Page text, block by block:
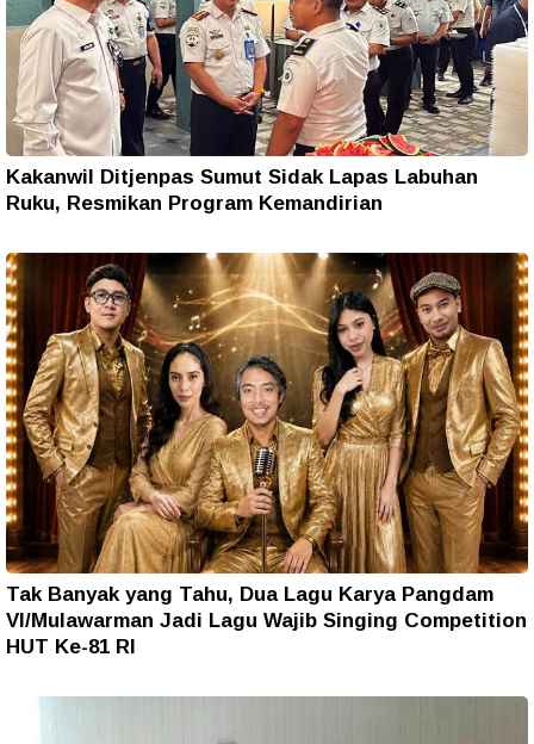
Kakanwil Ditjenpas Sumut Sidak Lapas Labuhan
Ruku, Resmikan Program Kemandirian
Tak Banyak yang Tahu, Dua Lagu Karya Pangdam
VI/Mulawarman Jadi Lagu Wajib Singing Competition
HUT Ke-81 RI